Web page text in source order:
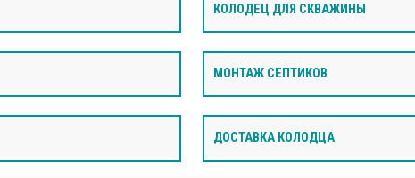
КОЛОДЕЦ ДЛЯ СКВАЖИНЫ
МОНТАЖ СЕПТИКОВ
ДОСТАВКА КОЛОДЦА